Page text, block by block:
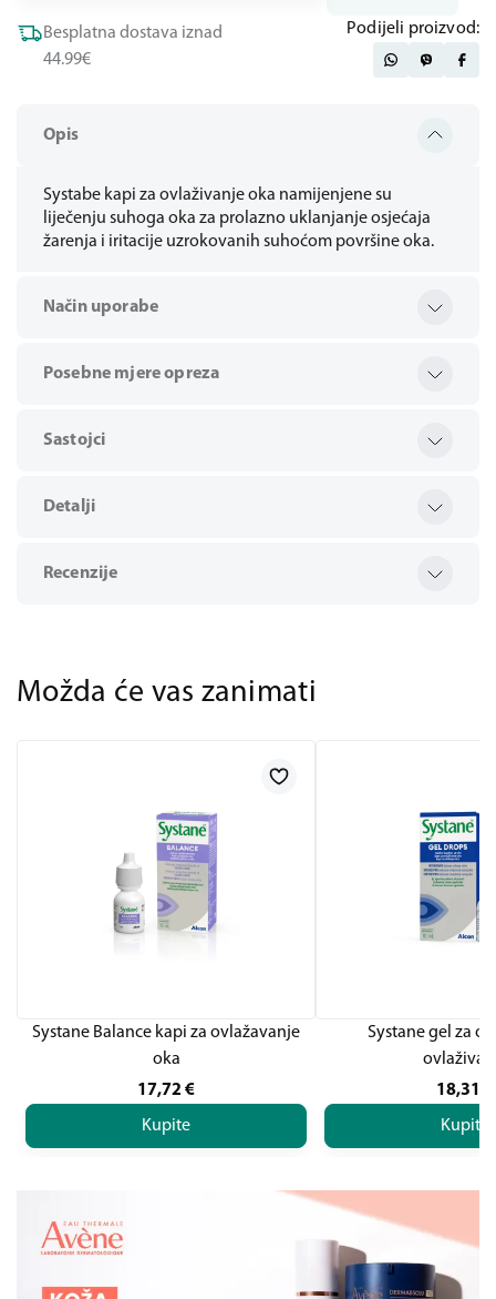
Opis
Systabe kapi za ovlaživanje oka namijenjene su
liječenju suhoga oka za prolazno uklanjanje osjećaja
žarenja i iritacije uzrokovanih suhoćom površine oka.
Način uporabe
Posebne mjere opreza
Sastojci
Detalji
Recenzije
Besplatna dostava iznad
44.99€
Podijeli proizvod:
Možda će vas zanimati
Systane Balance kapi za ovlažavanje
oka
17,72 €
Kupite
Systane gel za
18,31
Kupite